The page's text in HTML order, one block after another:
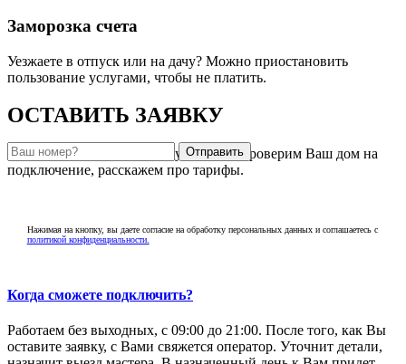
Заморозка счета
Уезжаете в отпуск или на дачу? Можно приостановить
пользование услугами, чтобы не платить.
ОСТАВИТЬ ЗАЯВКУ
Закажите бесплатную консультацию, проверим Ваш дом на
подключение, расскажем про тарифы.
Отправить
Нажимая на кнопку, вы даете согласие на обработку персональных данных и соглашаетесь c
политикой конфиденциальности.
Когда сможете подключить?
Работаем без выходных, с 09:00 до 21:00. После того, как Вы
оставите заявку, с Вами свяжется оператор. Уточнит детали,